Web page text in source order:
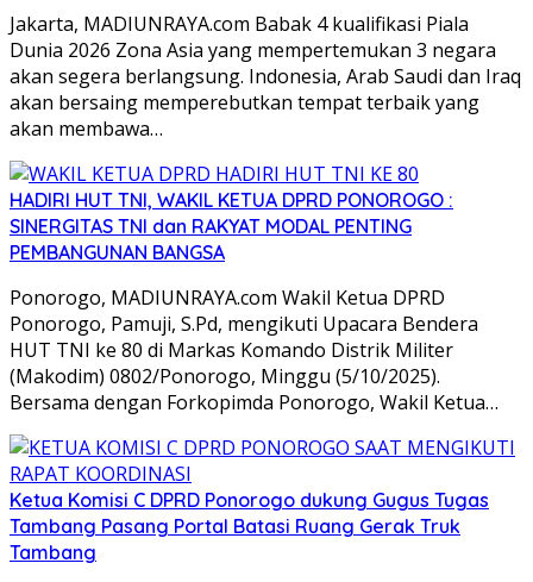
Jakarta, MADIUNRAYA.com Babak 4 kualifikasi Piala
Dunia 2026 Zona Asia yang mempertemukan 3 negara
akan segera berlangsung. Indonesia, Arab Saudi dan Iraq
akan bersaing memperebutkan tempat terbaik yang
akan membawa…
HADIRI HUT TNI, WAKIL KETUA DPRD PONOROGO :
SINERGITAS TNI dan RAKYAT MODAL PENTING
PEMBANGUNAN BANGSA
Ponorogo, MADIUNRAYA.com Wakil Ketua DPRD
Ponorogo, Pamuji, S.Pd, mengikuti Upacara Bendera
HUT TNI ke 80 di Markas Komando Distrik Militer
(Makodim) 0802/Ponorogo, Minggu (5/10/2025).
Bersama dengan Forkopimda Ponorogo, Wakil Ketua…
Ketua Komisi C DPRD Ponorogo dukung Gugus Tugas
Tambang Pasang Portal Batasi Ruang Gerak Truk
Tambang